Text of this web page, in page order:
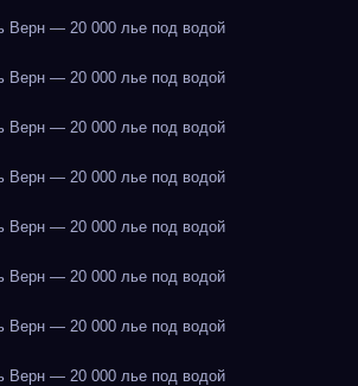
— 20 000 лье под водой
— 20 000 лье под водой
— 20 000 лье под водой
— 20 000 лье под водой
— 20 000 лье под водой
— 20 000 лье под водой
— 20 000 лье под водой
— 20 000 лье под водой